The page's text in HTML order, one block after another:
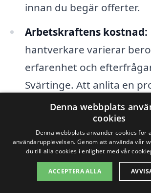
innan du begär offerter.
Arbetskraftens kostnad:
hantverkare varierar
erfarenhet och
Svärtinge. Att anlita en
med goda referenser kan
men ofta resultera i ett
slutresultat.
Eventuella
trappen har skador eller
Denna webbplats
cookies
Denna webbplats använder cookies för
användarupplevelsen. Genom att använda vår
du till alla cookies i enlighet med vår
ACCEPTERA ALLA